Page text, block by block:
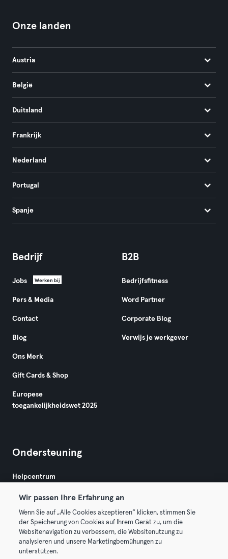
Onze landen
Austria
België
Duitsland
Frankrijk
Nederland
Portugal
Spanje
Bedrijf
Jobs Werken bij
Pers & Media
Contact
Blog
Ons Merk
Gift Cards & Shop
Europese
toegankelijkheidswet 2025
B2B
Bedrijfsfitness
Word Partner
Corporate Blog
Verwijs je werkgever
Ondersteuning
Helpcentrum
Algemene Voorwaarden
Wir passen Ihre Erfahrung an
Wenn Sie auf „Alle Cookies akzeptieren“ klicken, stimmen Sie
der Speicherung von Cookies auf Ihrem Gerät zu, um die
Websitenavigation zu verbessern, die Websitenutzung zu
analysieren und unsere Marketingbemühungen zu
unterstützen.